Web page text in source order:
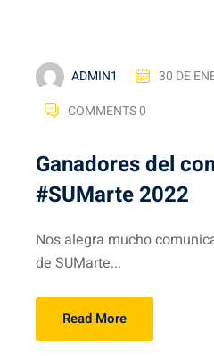
ADMIN1
30 DE
COMMENTS 0
Ganadores del
#SUMarte 2022
Nos alegra mucho
de SUMarte...
Read More